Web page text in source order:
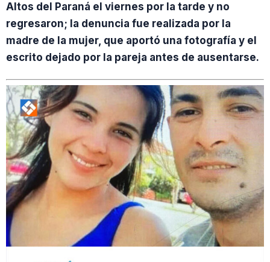
Altos del Paraná el viernes por la tarde y no
regresaron; la denuncia fue realizada por la
madre de la mujer, que aportó una fotografía y el
escrito dejado por la pareja antes de ausentarse.